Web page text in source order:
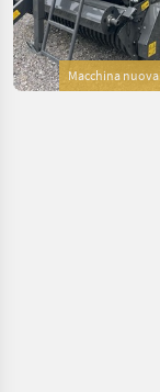
Macchina nuova